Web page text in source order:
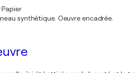
Papier
synthétique. Oeuvre encadrée.